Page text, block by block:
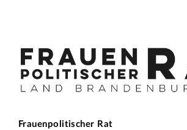
Frauenpolitischer Rat